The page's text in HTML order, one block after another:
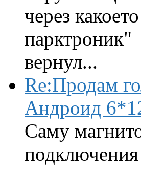
через
парктроник"
вернул...
Re:Продам
Андроид
Саму